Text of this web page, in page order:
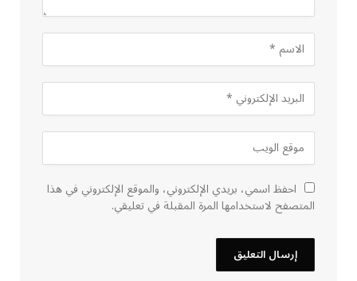
احفظ اسمي، بريدي الإلكتروني، والموقع الإلكتروني في هذا
المتصفح لاستخدامها المرة المقبلة في تعليقي.